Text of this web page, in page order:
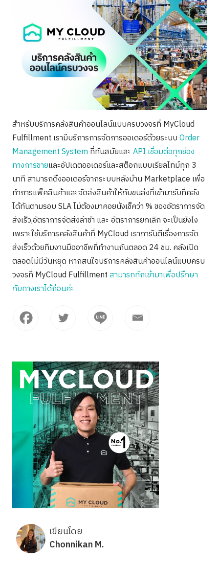
สำหรับบริการคลังสินค้าออนไลน์แบบครบวงจรที่ MyCloud
Fulfillment เรามีบริการการจัดการออเดอร์ด้วยระบบOrder
Management Systemที่ทันสมัยและ API เชื่อมต่อทุกช่อง
ทางการขายและอัปเดตออเดอร์และสต็อกแบบเรียลไทม์ทุก 3
นาที สามารถดึงออเดอร์จากระบบหลังบ้าน Marketplace เพื่อ
ทำการแพ็คสินค้าและจัดส่งสินค้าให้กับขนส่งที่เข้ามารับที่คลัง
ได้ทันตามรอบ SLA ไม่ต้องมาคอยนั่งเช็คว่า % ของอัตราการจัด
ส่งเร็ว,อัตราการจัดส่งล่าช้า และ อัตราการยกเลิก จะเป็นยังไง
เพราะใช้บริการคลังสินค้าที่ MyCloud เราการันตีเรื่องการจัด
ส่งเร็วด้วยทีมงานมืออาชีพที่ทำงานกันตลอด 24 ชม. คลังเปิด
ตลอดไม่มีวันหยุด หากสนใจบริการคลังสินค้าออนไลน์แบบครบ
วงจรที่ MyCloud Fulfillmentสามารถทักเข้ามาเพื่อปรึกษา
กับทางเราได้ก่อนค่ะ
เขียนโดย
Chonnikan M.